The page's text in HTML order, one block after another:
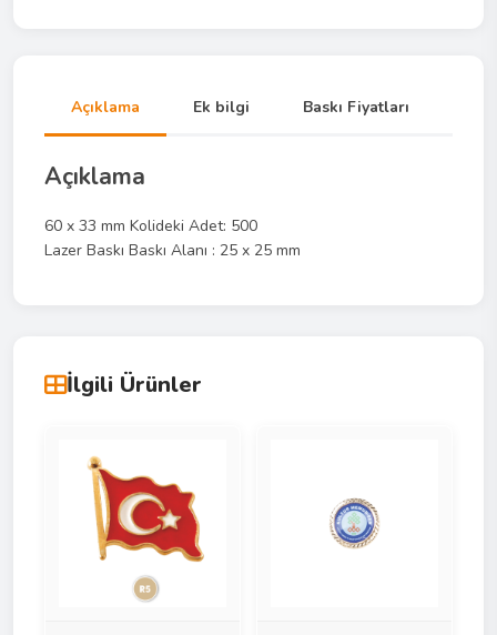
Açıklama Ek bilgi Baskı Fiyatları
Açıklama
60 x 33 mm Kolideki Adet: 500
Lazer Baskı Baskı Alanı : 25 x 25 mm
İlgili Ürünler